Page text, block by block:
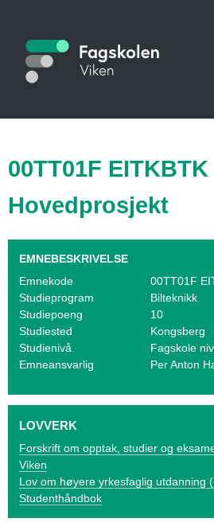
hovedinnhold
S
t
i
k
a
t
a
l
o
g
V
i
k
e
00TT01F EITKBTK
Hovedprosjekt
EMNEBESKRIVELSE
Emnekode
00TT01F
Studieprogram
Bilteknikk
Studiepoeng
10
Studiested
Kongsberg
Studienivå
Fagskole
Emneansvarlig
Per Anton
LOVVERK
Forskrift om opptak, studier og
Viken
Lov om høyere yrkesfaglig utdanning
Studenthåndbok